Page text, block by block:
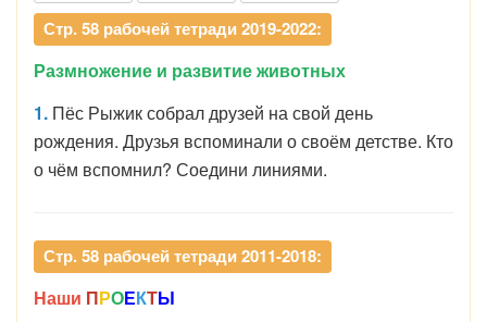
Стр. 58 рабочей тетради 2019-2022:
Размножение и развитие животных
1. Пёс Рыжик собрал друзей на свой день
рождения. Друзья вспоминали о своём детстве. Кто
о чём вспомнил? Соедини линиями.
Стр. 58 рабочей тетради 2011-2018:
Наши ПРОЕКТЫ